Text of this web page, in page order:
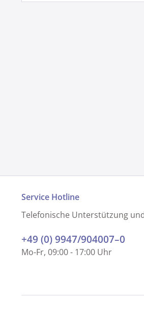
Service Hotline
Telefonische Unterstützung
+49 (0) 9947/904007–0
Mo-Fr, 09:00 - 17:00 Uhr